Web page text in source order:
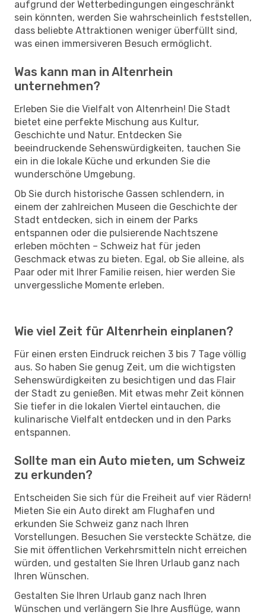
aufgrund der Wetterbedingungen eingeschränkt
sein könnten, werden Sie wahrscheinlich feststellen,
dass beliebte Attraktionen weniger überfüllt sind,
was einen immersiveren Besuch ermöglicht.
Was kann man in Altenrhein
unternehmen?
Erleben Sie die Vielfalt von Altenrhein! Die Stadt
bietet eine perfekte Mischung aus Kultur,
Geschichte und Natur. Entdecken Sie
beeindruckende Sehenswürdigkeiten, tauchen Sie
ein in die lokale Küche und erkunden Sie die
wunderschöne Umgebung.
Ob Sie durch historische Gassen schlendern, in
einem der zahlreichen Museen die Geschichte der
Stadt entdecken, sich in einem der Parks
entspannen oder die pulsierende Nachtszene
erleben möchten – Schweiz hat für jeden
Geschmack etwas zu bieten. Egal, ob Sie alleine, als
Paar oder mit Ihrer Familie reisen, hier werden Sie
unvergessliche Momente erleben.
Wie viel Zeit für Altenrhein einplanen?
Für einen ersten Eindruck reichen 3 bis 7 Tage völlig
aus. So haben Sie genug Zeit, um die wichtigsten
Sehenswürdigkeiten zu besichtigen und das Flair
der Stadt zu genießen. Mit etwas mehr Zeit können
Sie tiefer in die lokalen Viertel eintauchen, die
kulinarische Vielfalt entdecken und in den Parks
entspannen.
Sollte man ein Auto mieten, um Schweiz
zu erkunden?
Entscheiden Sie sich für die Freiheit auf vier Rädern!
Mieten Sie ein Auto direkt am Flughafen und
erkunden Sie Schweiz ganz nach Ihren
Vorstellungen. Besuchen Sie versteckte Schätze, die
Sie mit öffentlichen Verkehrsmitteln nicht erreichen
würden, und gestalten Sie Ihren Urlaub ganz nach
Ihren Wünschen.
Gestalten Sie Ihren Urlaub ganz nach Ihren
Wünschen und verlängern Sie Ihre Ausflüge, wann